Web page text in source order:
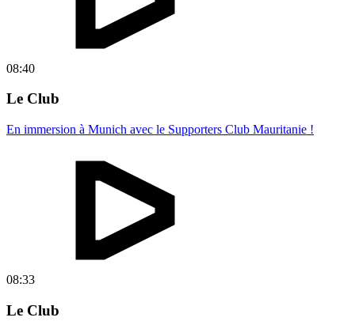
08:40
Le Club
En immersion à Munich avec le Supporters Club Mauritanie !
08:33
Le Club